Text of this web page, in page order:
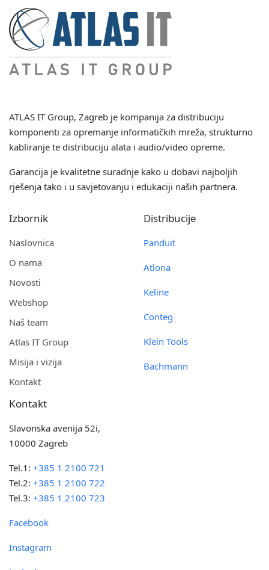
ATLAS IT Group, Zagreb je kompanija za distribuciju
komponenti za opremanje informatičkih mreža, strukturno
kabliranje te distribuciju alata i audio/video opreme.
Garancija je kvalitetne suradnje kako u dobavi najboljih
rješenja tako i u savjetovanju i edukaciji naših partnera.
Izbornik
Naslovnica
O nama
Novosti
Webshop
Naš team
Atlas IT Group
Misija i vizija
Kontakt
Distribucije
Panduit
Atlona
Keline
Conteg
Klein Tools
Bachmann
Kontakt
Slavonska avenija 52i,
10000 Zagreb
Tel.1:+385 1 2100 721
Tel.2:+385 1 2100 722
Tel.3:+385 1 2100 723
Facebook
Instagram